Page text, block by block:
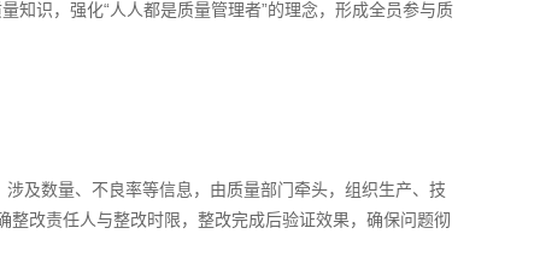
知识，强化“人人都是质量管理者”的理念，形成全员参与质
及数量、不良率等信息，由质量部门牵头，组织生产、技
改责任人与整改时限，整改完成后验证效果，确保问题彻